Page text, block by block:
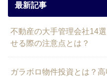
最新記事
不動産の大手管理会社14
せる際の注意点とは？
ガラボロ物件投資とは？